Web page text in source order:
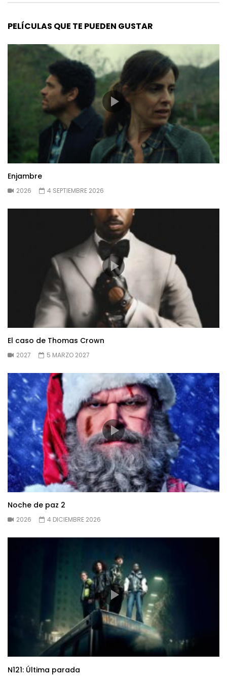
PELÍCULAS QUE TE PUEDEN GUSTAR
Enjambre
2026 4 SEPTIEMBRE 2026
El caso de Thomas Crown
2027 5 MARZO 2027
Noche de paz 2
2026 4 DICIEMBRE 2026
N121: Última parada